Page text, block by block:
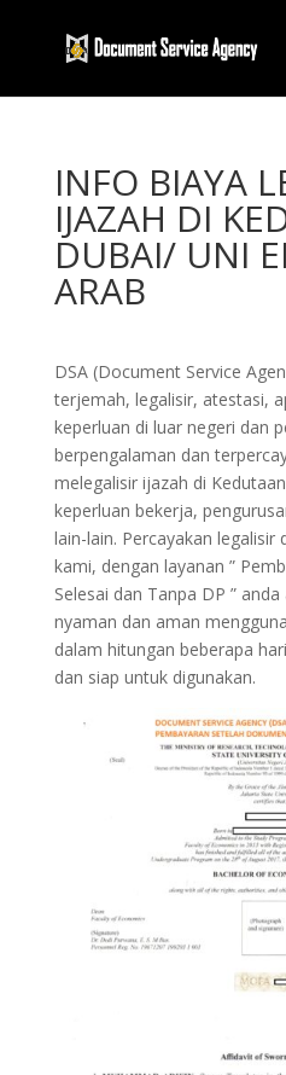
INFO BIAYA
IJAZAH DI
DUBAI/ UNI
ARAB
DSA (Document Service
terjemah, legalisir, atestasi,
keperluan di luar negeri dan
berpengalaman dan
melegalisir ijazah di
keperluan bekerja,
lain-lain. Percayakan legalisir
kami, dengan layanan ”
Selesai dan Tanpa DP ”
nyaman dan aman
dalam hitungan beberapa
dan siap untuk digunakan.